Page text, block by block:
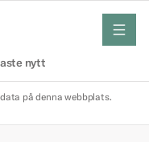
nytt
meny
på denna webbplats.